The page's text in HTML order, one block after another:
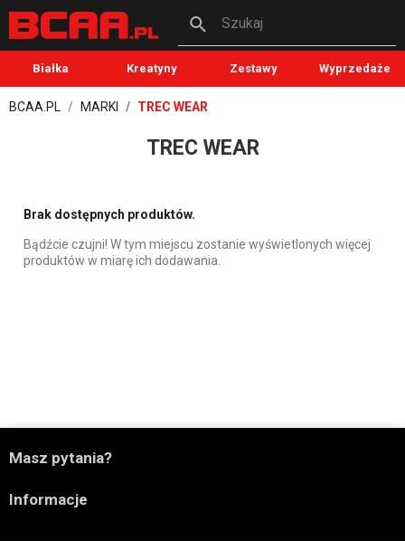
Szukaj
Białka Kreatyny Zestawy Wyprzedaże
BCAA.PL MARKI TREC WEAR
TREC WEAR
Brak dostępnych produktów.
Bądźcie czujni! W tym miejscu zostanie wyświetlonych więcej
produktów w miarę ich dodawania.
Masz pytania?
Informacje